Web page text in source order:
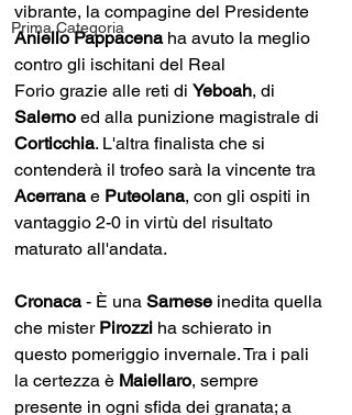
Prima Categoria
vibrante, la compagine del Presidente
Aniello Pappacena ha avuto la meglio
contro gli ischitani del Real
Forio grazie alle reti di Yeboah, di
Salerno ed alla punizione magistrale di
Corticchia. L'altra finalista che si
contenderà il trofeo sarà la vincente tra
Acerrana e Puteolana, con gli ospiti in
vantaggio 2-0 in virtù del risultato
maturato all'andata.
Cronaca - È una Sarnese inedita quella
che mister Pirozzi ha schierato in
questo pomeriggio invernale. Tra i pali
la certezza è Maiellaro, sempre
presente in ogni sfida dei granata; a